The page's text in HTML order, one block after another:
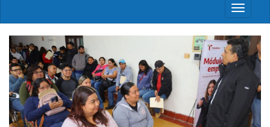
Activar/
menú